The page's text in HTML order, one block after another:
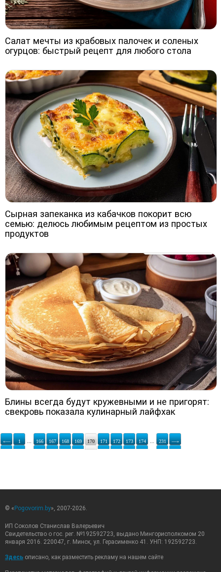
Салат мечты из крабовых палочек и соленых
огурцов: быстрый рецепт для любого стола
Сырная запеканка из кабачков покорит всю
семью: делюсь любимым рецептом из простых
продуктов
Блины всегда будут кружевными и не пригорят:
свекровь показала кулинарный лайфхак
«— 1 166 167 168 169 170 171 172 173 174 231 —»
© « Pogovorim.by», 2007-2026.
ИП Соколов Станислав Валерьевич
Свидетельство о гос. рег. №192592723, выдано Мингорисполкомом 20
января 2016. 220047, г. Минск, ул. Герасименко 41. УНП: 192592723.
Здесь описано, как разместить рекламу на нашем сайте